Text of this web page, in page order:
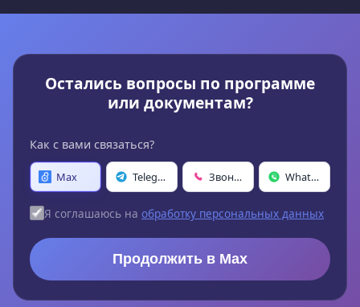
Остались вопросы по программе
или документам?
Как с вами связаться?
Max Telegram Звонок WhatsApp
Я соглашаюсь на обработку персональных данных
Продолжить в Max